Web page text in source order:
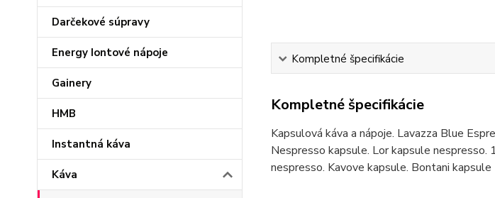
Darčekové súpravy
Energy Iontové nápoje
Gainery
HMB
Instantná káva
Káva
Kompletné špecifikácie
Kompletné špecifikácie
Kapsulová káva a nápoje. Lavazza Blue
Nespresso kapsule. Lor kapsule
nespresso. Kavove kapsule. Bontani kapsule